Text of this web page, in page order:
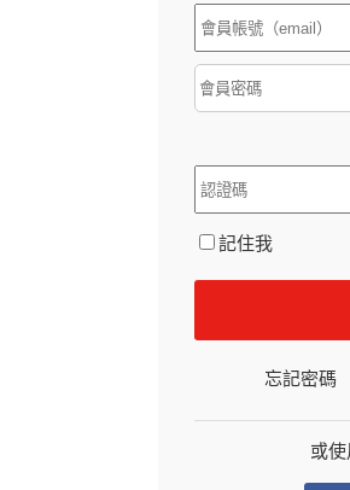
記住我
忘記密碼
或